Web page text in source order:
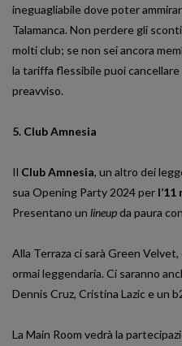
ineguagliabile dove poter
Talamanca. Non perdere gli
molti club; se non sei ancora
la tariffa flessibile puoi
preavviso.
5. Club Amnesia
Il Club Amnesia, un altro dei
sua Opening Party 2024 per l’11
Presentano un lineupda paura
Alla Terraza ci sarà Green
ormai leggendaria. Ci saranno
Dennis Cruz, Cristina Lazic e un
La Main Room vedrà la